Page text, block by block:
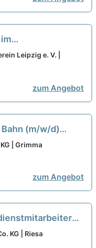
Leipzig
mind. 30
Leipzig e. V. |
zum Angebot
(m/w/d)
neu
| Grimma
zum Angebot
(m/w/d) in
KG | Riesa